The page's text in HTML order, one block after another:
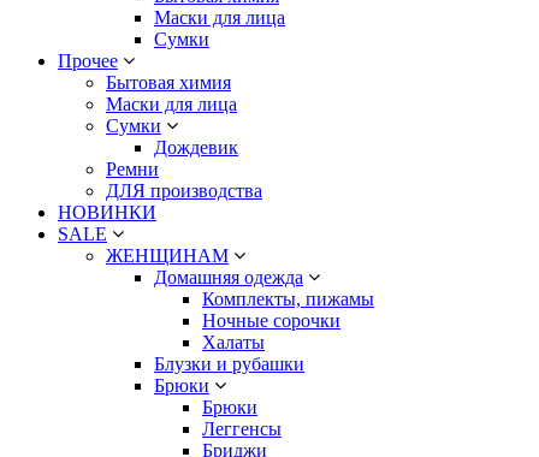
Маски для лица
Сумки
Прочее
Бытовая химия
Маски для лица
Сумки
Дождевик
Ремни
ДЛЯ производства
НОВИНКИ
SALE
ЖЕНЩИНАМ
Домашняя одежда
Комплекты, пижамы
Ночные сорочки
Халаты
Блузки и рубашки
Брюки
Брюки
Леггенсы
Бриджи